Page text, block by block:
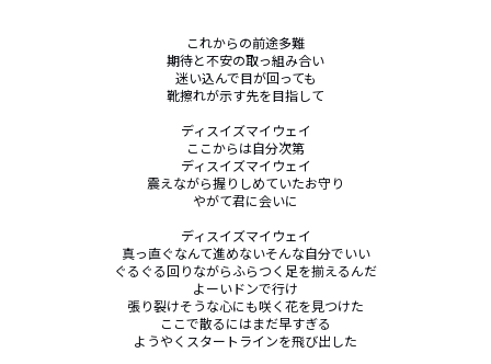
これからの前途多難
期待と不安の取っ組み合い
迷い込んで目が回っても
靴擦れが示す先を目指して
ディスイズマイウェイ
ここからは自分次第
ディスイズマイウェイ
震えながら握りしめていたお守り
やがて君に会いに
ディスイズマイウェイ
真っ直ぐなんて進めないそんな自分でいい
ぐるぐる回りながらふらつく足を揃えるんだ
よーいドンで行け
張り裂けそうな心にも咲く花を見つけた
ここで散るにはまだ早すぎる
ようやくスタートラインを飛び出した